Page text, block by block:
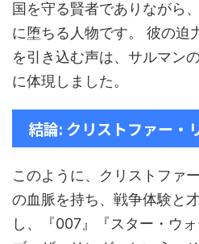
国を守る賢者でありながら
に堕ちる人物です。 彼の迫
を引き込む声は、サルマン
に体現しました。
結論: クリストファー・
このように、クリストファ
の血脈を持ち、戦争体験と
し、『007』『スター・ウ